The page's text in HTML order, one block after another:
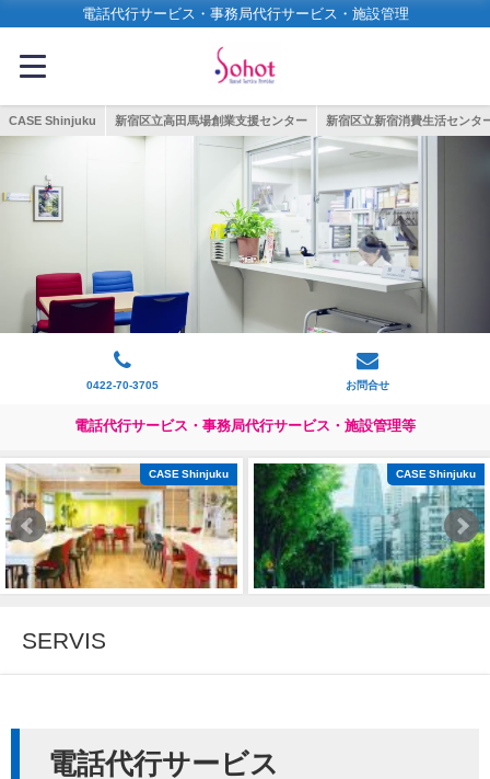
電話代行サービス・事務局代行サービス・施設管理
CASE Shinjuku 新宿区立高田馬場創業支援センター 新宿区立新宿消費生活センタ
0422-70-3705 お問合せ
電話代行サービス・事務局代行サービス・施設管理等
CASE Shinjuku CASE Shinjuku
SERVIS
電話代行サービス